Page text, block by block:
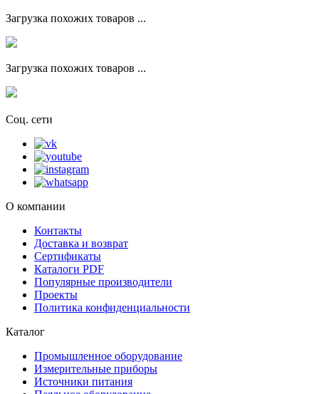
Загрузка похожих товаров ...
Загрузка похожих товаров ...
Соц. сети
О компании
Контакты
Доставка и возврат
Сертификаты
Каталоги PDF
Популярные производители
Проекты
Политика конфиденциальности
Каталог
Промышленное оборудование
Измерительные приборы
Источники питания